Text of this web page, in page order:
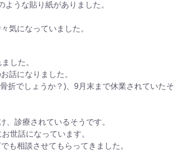
ような貼り紙がありました。
気になっていました。
した。
話になりました。
折でしょうか？)、9月末まで休業されていたそ
、診療されているそうです。
世話になっています。
も相談させてもらってきました。